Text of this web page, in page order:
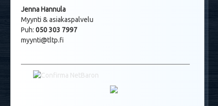
Jenna Hannula
Myynti & asiakaspalvelu
Puh: 050 303 7997
myynti@tltp.fi